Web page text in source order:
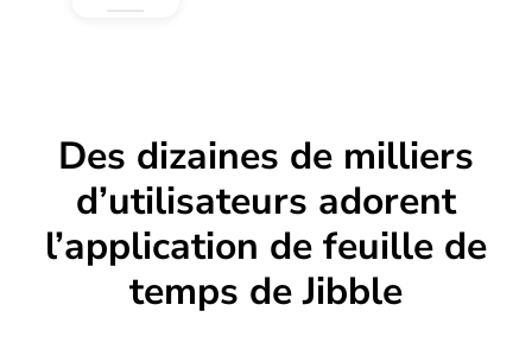
Des dizaines de milliers
d’utilisateurs adorent
l’application de feuille de
temps de Jibble